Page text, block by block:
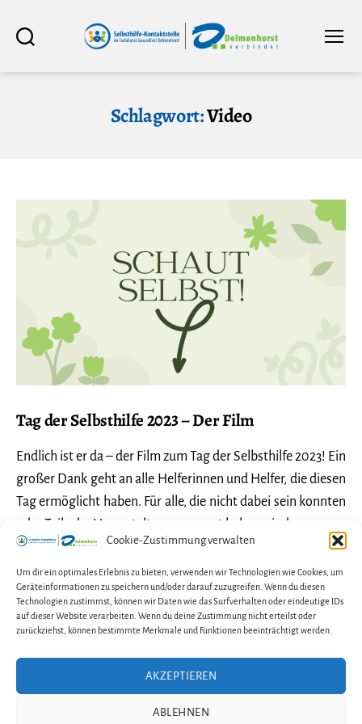
Cookie-Zustimmung verwalten
Um dir ein optimales Erlebnis zu bieten, verwenden wir Technologien wie Cookies, um
Geräteinformationen zu speichern und/oder darauf zuzugreifen. Wenn du diesen
Technologien zustimmst, können wir Daten wie das Surfverhalten oder eindeutige IDs
auf dieser Website verarbeiten. Wenn du deine Zustimmung nicht erteilst oder
zurückziehst, können bestimmte Merkmale und Funktionen beeinträchtigt werden.
AKZEPTIEREN
ABLEHNEN
im
Schlagwort:Video
Tag der Selbsthilfe 2023 – Der Film
Endlich ist er da – der Film zum Tag der Selbsthilfe 2023! Ein
großer Dank geht an alle Helferinnen und Helfer, die diesen
Tag ermöglicht haben. Für alle, die nicht dabei sein konnten
oder Teile der Veranstaltung verpasst haben, sind…
der
Selbsthilfe
2023
Film
26. März 2024 InAllgemein,Veranstaltungen
Kontakt Impressum
Datenschutzerklärung